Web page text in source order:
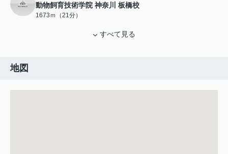
動物飼育技術学院 神奈川 板橋校
1673ｍ（21分）
すべて見る
地図